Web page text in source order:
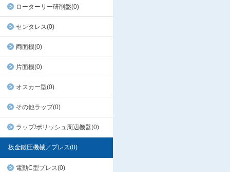
ローターリー研削盤(0)
センタレス(0)
両面機(0)
片面機(0)
オスカー型(0)
その他ラップ(0)
ラップ/ポリッシュ周辺機器(0)
板金鍛圧機械／プレス(0)
電動C型プレス(0)